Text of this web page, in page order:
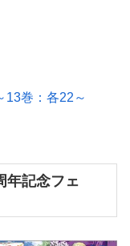
13巻：各22～
年記念フェ